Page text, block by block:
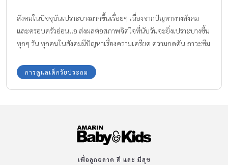
สังคมในปัจจุบันเปราะบางมากขึ้นเรื่อยๆ เนื่องจากปัญหาทางสังคม
และครอบครัวอ่อนแอ ส่งผลต่อสภาพจิตใจที่นับวันจะยิ่งเปราะบางขึ้น
ทุกๆ วัน ทุกคนในสังคมมีปัญหาเรื่องความเครียด ความกดดัน ภาวะซึม
การดูแลเด็กวัยประถม
เพื่อลูกฉลาด ดี และ มีสุข